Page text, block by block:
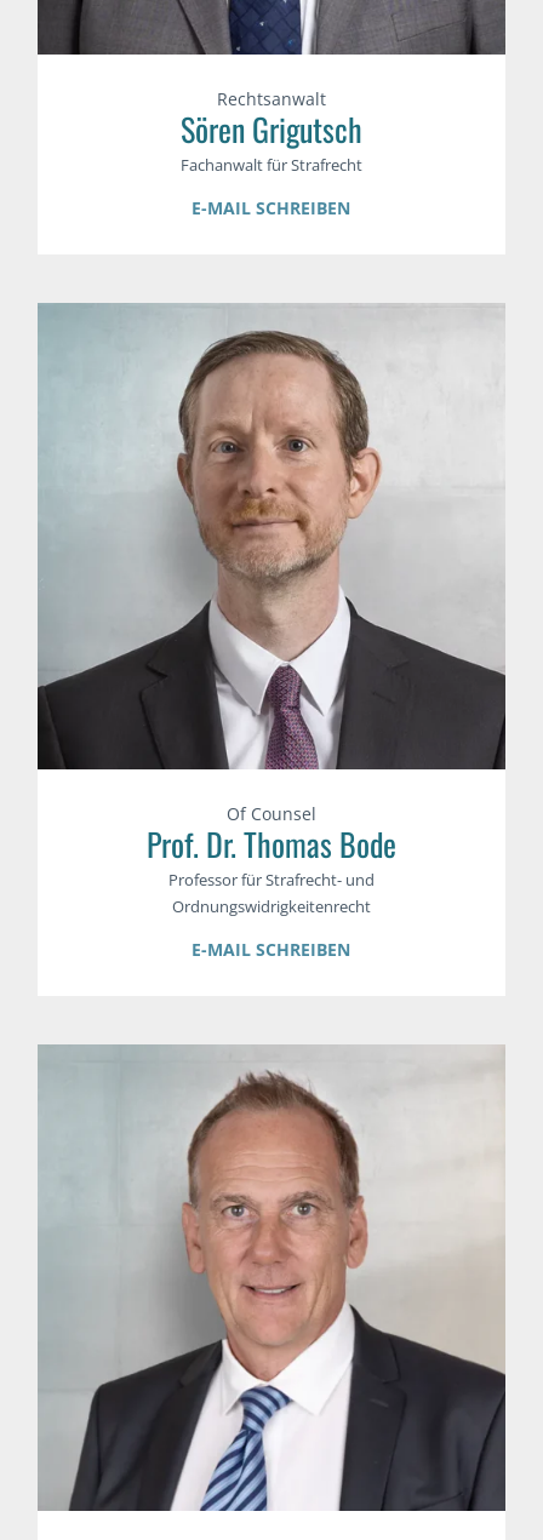
Rechtsanwalt
Sören Grigutsch
Fachanwalt für Strafrecht
E-MAIL SCHREIBEN
Of Counsel
Prof. Dr. Thomas Bode
Professor für Strafrecht- und
Ordnungswidrigkeitenrecht
E-MAIL SCHREIBEN